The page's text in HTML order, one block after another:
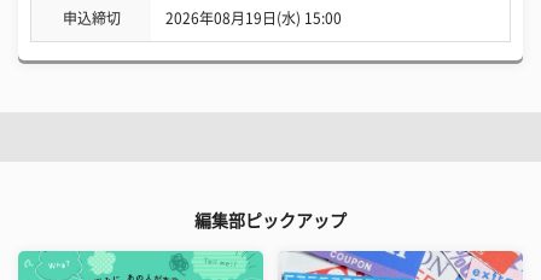
申込締切 2026年08月19日(水) 15:00
編集部ピックアップ